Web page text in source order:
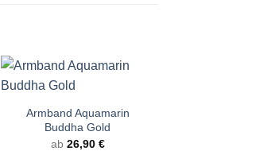
+
Armband Aquamarin
Buddha Gold
ab 26,90 €